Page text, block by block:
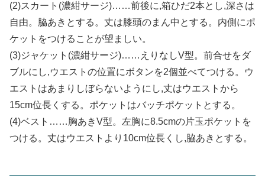
(2)スカート(濃紺サージ)……前後に,箱ひだ2本とし,深さは
自由。脇あきとする。丈は膝頭のまん中とする。内側にポ
ケットをつけることが望ましい。
(3)ジャケット(濃紺サージ)……えりなしV型。前合せをダ
ブルにし,ウエストの位置にボタンを2個並べてつける。ウ
エストはあまりしぼらないようにし,丈はウエストから
15cm位長くする。ポケットはバッチポケットとする。
(4)ベスト……胸あきV型。左胸に8.5cmの片玉ポケットを
つける。丈はウエストより10cm位長くし,脇あきとする。